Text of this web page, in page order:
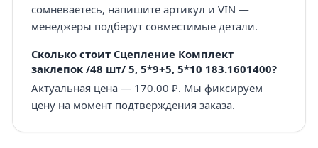
сомневаетесь, напишите артикул и VIN —
менеджеры подберут совместимые детали.
Сколько стоит Сцепление Комплект
заклепок /48 шт/ 5, 5*9+5, 5*10 183.1601400?
Актуальная цена — 170.00 ₽. Мы фиксируем
цену на момент подтверждения заказа.